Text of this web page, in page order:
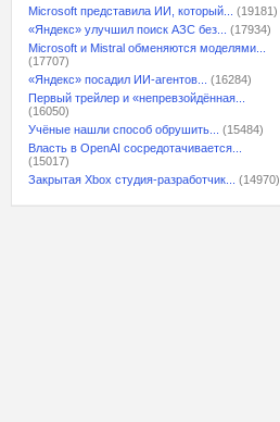
Microsoft представила ИИ, который...
(19181)
«Яндекс» улучшил поиск АЗС без...
(17934)
Microsoft и Mistral обменяются моделями...
(17707)
«Яндекс» посадил ИИ-агентов...
(16284)
Первый трейлер и «непревзойдённая...
(16050)
Учёные нашли способ обрушить...
(15484)
Власть в OpenAI сосредотачивается...
(15017)
Закрытая Xbox студия-разработчик...
(14970)